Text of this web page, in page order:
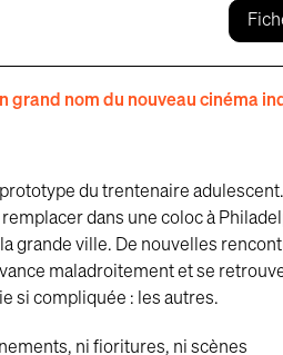
grand nom du nouveau cinéma
du trentenaire adulescent.
dans une coloc à
grande ville. De nouvelles
maladroitement et se
si compliquée : les autres.
ni fioritures, ni scènes